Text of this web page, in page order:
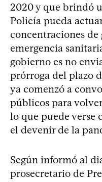
2020 y que brindó
Policía pueda
concentraciones
emergencia
gobierno es no
prórroga del plazo
ya comenzó a
públicos para
lo que puede verse
el devenir de la
Según informó al
prosecretario de